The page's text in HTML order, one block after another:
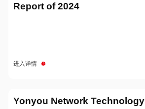
Report of 2024
进入详情
Yonyou Network Technology